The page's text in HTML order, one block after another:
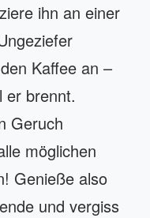
ihn an einer
Kaffee an –
er brennt.
Geruch
möglichen
Genieße also
und vergiss